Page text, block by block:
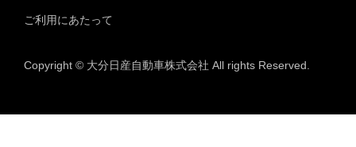
ご利用にあたって
Copyright © 大分日産自動車株式会社 All rights Reserved.